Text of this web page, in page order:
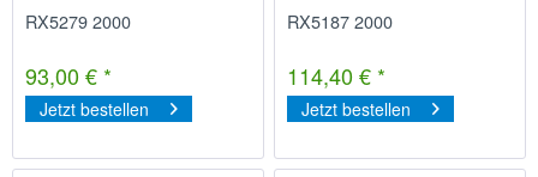
RX5279 2000
93,00 € *
Jetzt bestellen
RX5187 2000
114,40 € *
Jetzt bestellen